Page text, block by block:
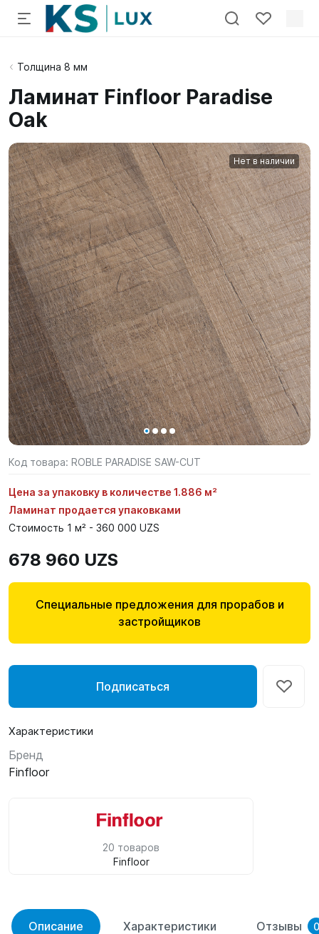
Толщина 8 мм
Ламинат Finfloor Paradise
Oak
Нет в наличии
Код товара: ROBLE PARADISE SAW-CUT
Цена за упаковку в количестве 1.886 м²
Ламинат продается упаковками
Стоимость 1 м² - 360 000 UZS
678 960 UZS
Специальные предложения для прорабов и
застройщиков
Подписаться
Характеристики
Бренд
Finfloor
20 товаров
Finfloor
Описание Характеристики Отзывы 0